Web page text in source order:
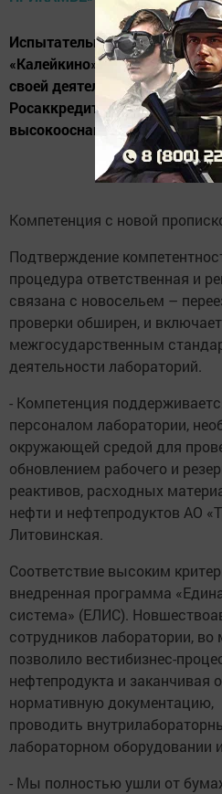
Испытательная
«Калейкино» АО
своей деятельности.
Росаккредитации, выдавшей
высокооснащенной
Компетенция с новой
Подтверждение
процедура ответственная и
связана с новосельем –
проверки обширен, и
межгосударственным
деятельности лабораторий.
- Компетенция
персоналом лаборатории,
окружающей средой для
обновлением рабочего и
реактивов, расходных
нефти и нефтепродуктов АО
Литовинская.
Соответствие высоким
внедренная программа
система» (ЕЛИС).
сотрудников лаборатории, во
позволило вестибизнес-
нефтепродукта и
нормативную документацию,
проводить
лабораторном оборудовании
- Мы полностью ушли от